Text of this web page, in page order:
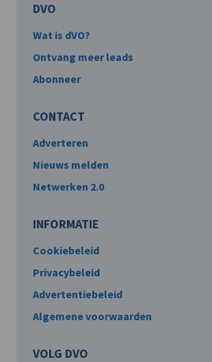
DVO
Wat is dVO?
Ontvang meer leads
Abonneer
CONTACT
Adverteren
Nieuws melden
Netwerken 2.0
INFORMATIE
Cookiebeleid
Privacybeleid
Advertentiebeleid
Algemene voorwaarden
VOLG DVO